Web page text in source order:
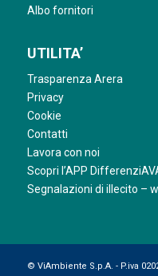
Albo fornitori
UTILITA’
Trasparenza Arera
Privacy
Cookie
Contatti
Lavora con noi
Scopri l’APP
Segnalazioni di illecito –
© ViAmbiente S.p.A. - P.iva